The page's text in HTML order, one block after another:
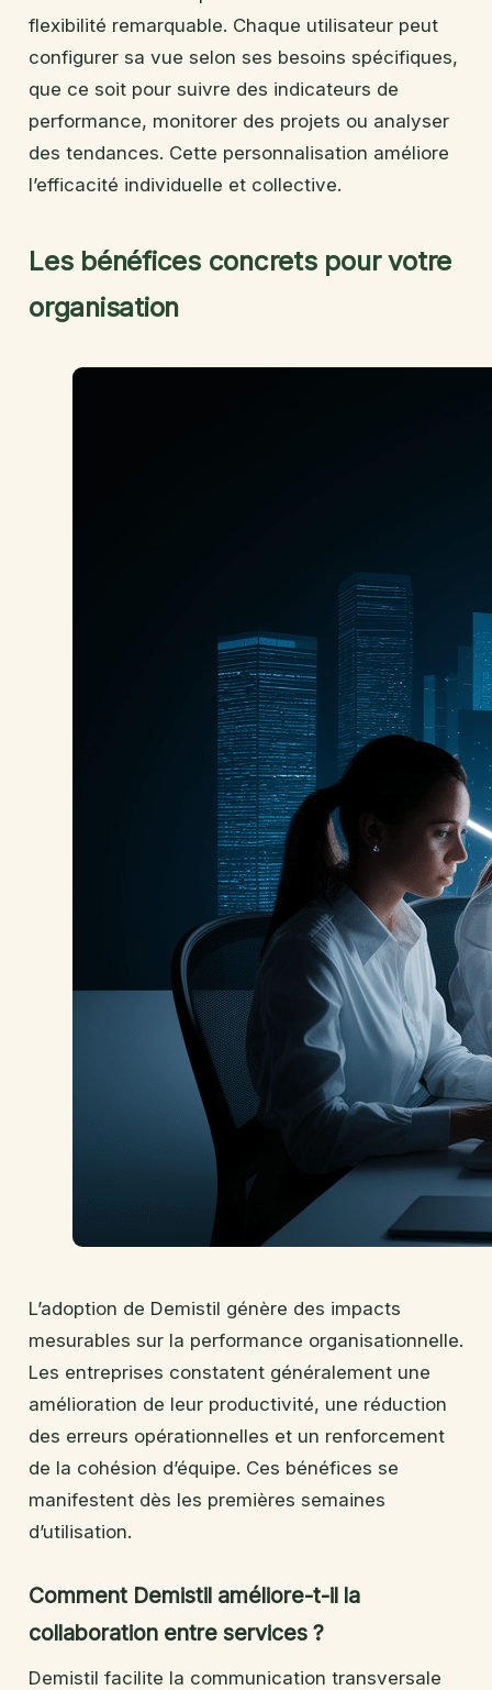
flexibilité remarquable. Chaque utilisateur peut
configurer sa vue selon ses besoins spécifiques,
que ce soit pour suivre des indicateurs de
performance, monitorer des projets ou analyser
des tendances. Cette personnalisation améliore
l’efficacité individuelle et collective.
Les bénéfices concrets pour votre
organisation
L’adoption de Demistil génère des impacts
mesurables sur la performance organisationnelle.
Les entreprises constatent généralement une
amélioration de leur productivité, une réduction
des erreurs opérationnelles et un renforcement
de la cohésion d’équipe. Ces bénéfices se
manifestent dès les premières semaines
d’utilisation.
Comment Demistil améliore-t-il la
collaboration entre services ?
Demistil facilite la communication transversale